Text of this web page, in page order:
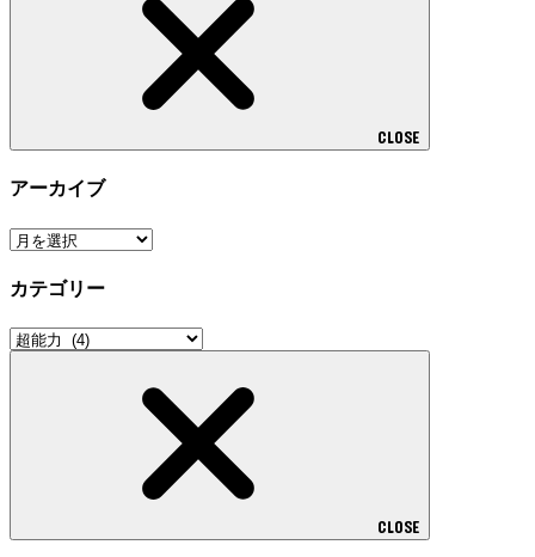
CLOSE
アーカイブ
ア
カ
ブ
カテゴリー
カ
CLOSE